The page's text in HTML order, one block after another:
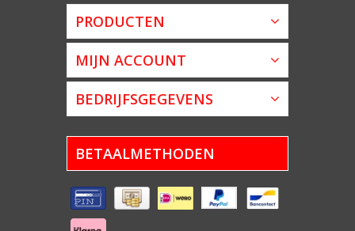
PRODUCTEN
MIJN ACCOUNT
BEDRIJFSGEGEVENS
BETAALMETHODEN